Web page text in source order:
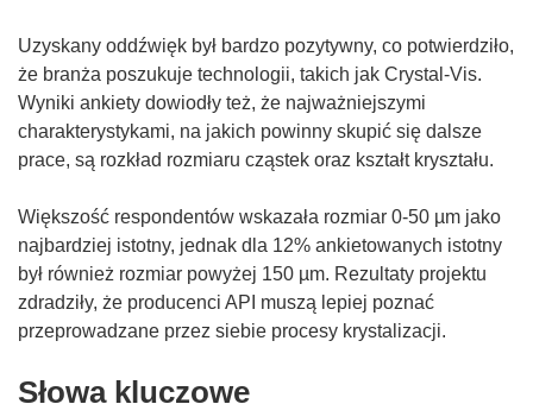
Uzyskany oddźwięk był bardzo pozytywny, co potwierdziło,
że branża poszukuje technologii, takich jak Crystal-Vis.
Wyniki ankiety dowiodły też, że najważniejszymi
charakterystykami, na jakich powinny skupić się dalsze
prace, są rozkład rozmiaru cząstek oraz kształt kryształu.
Większość respondentów wskazała rozmiar 0-50 µm jako
najbardziej istotny, jednak dla 12% ankietowanych istotny
był również rozmiar powyżej 150 µm. Rezultaty projektu
zdradziły, że producenci API muszą lepiej poznać
przeprowadzane przez siebie procesy krystalizacji.
Słowa kluczowe